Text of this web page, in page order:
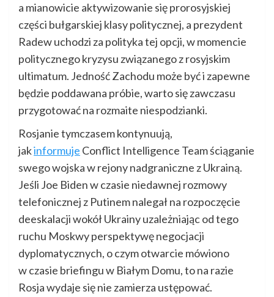
a mianowicie aktywizowanie się prorosyjskiej
części bułgarskiej klasy politycznej, a prezydent
Radew uchodzi za polityka tej opcji, w momencie
politycznego kryzysu związanego z rosyjskim
ultimatum. Jedność Zachodu może być i zapewne
będzie poddawana próbie, warto się zawczasu
przygotować na rozmaite niespodzianki.
Rosjanie tymczasem kontynuują,
jakinformuje Conflict Intelligence Team ściąganie
swego wojska w rejony nadgraniczne z Ukrainą.
Jeśli Joe Biden w czasie niedawnej rozmowy
telefonicznej z Putinem nalegał na rozpoczęcie
deeskalacji wokół Ukrainy uzależniając od tego
ruchu Moskwy perspektywę negocjacji
dyplomatycznych, o czym otwarcie mówiono
w czasie briefingu w Białym Domu, to na razie
Rosja wydaje się nie zamierza ustępować.